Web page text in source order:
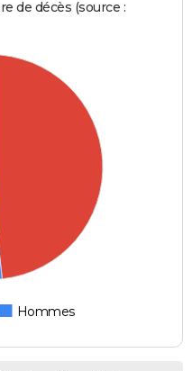
de décès (source :
Hommes